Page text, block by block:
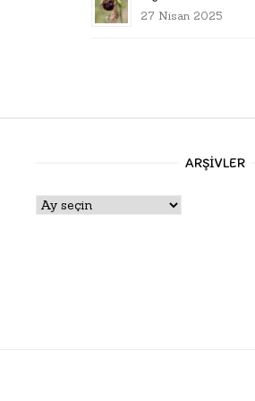
27 Nisan 2025
ARŞIVLER
Arşivler